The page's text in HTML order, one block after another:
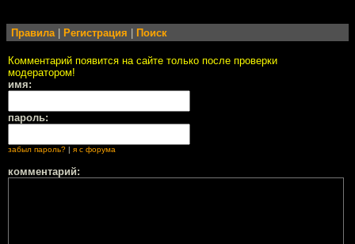
Правила| Регистрация Поиск
Комментарий появится на сайте только после проверки
модератором!
имя:
пароль:
забыл пароль? я с форума
комментарий: